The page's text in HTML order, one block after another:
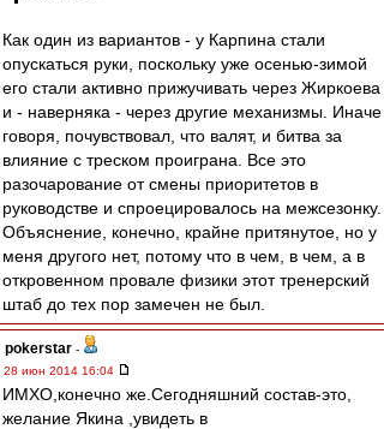
Как один из вариантов - у Карпина стали
опускаться руки, поскольку уже осенью-зимой
его стали активно прижучивать через Жиркоева
и - наверняка - через другие механизмы. Иначе
говоря, почувствовал, что валят, и битва за
влияние с треском проиграна. Все это
разочарование от смены приоритетов в
руководстве и спроецировалось на межсезонку.
Объяснение, конечно, крайне притянутое, но у
меня другого нет, потому что в чем, в чем, а в
откровенном провале физики этот тренерский
штаб до тех пор замечен не был.
pokerstar -
28 июн 2014 16:04
ИМХО,конечно же.Сегодняшний состав-это,
желание Якина ,увидеть в